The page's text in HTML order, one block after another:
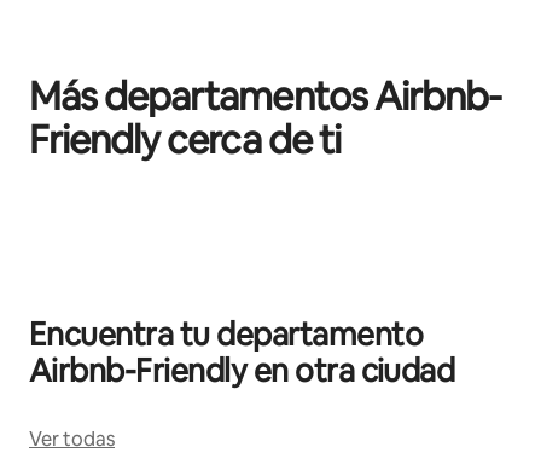
Más departamentos Airbnb-
Friendly cerca de ti
Encuentra tu departamento
Airbnb-Friendly en otra ciudad
Ver todas